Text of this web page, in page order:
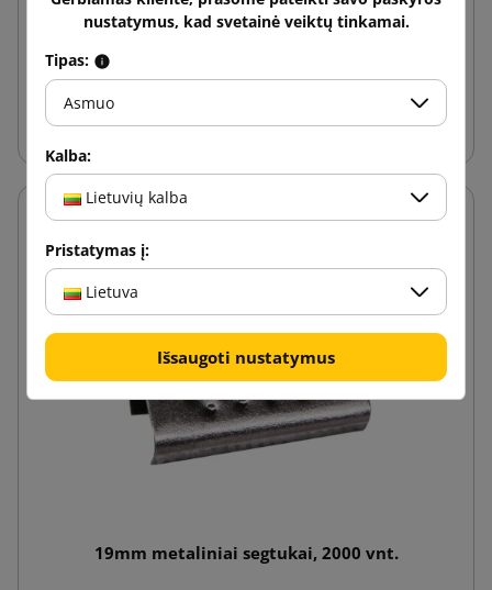
83,94 €
19mm metaliniai segtukai, 2000 vnt.
nustatymus, kad svetainė veiktų tinkamai.
Tipas:
Asmuo
Kalba:
Lietuvių kalba
Pristatymas į:
Lietuva
Išsaugoti nustatymus